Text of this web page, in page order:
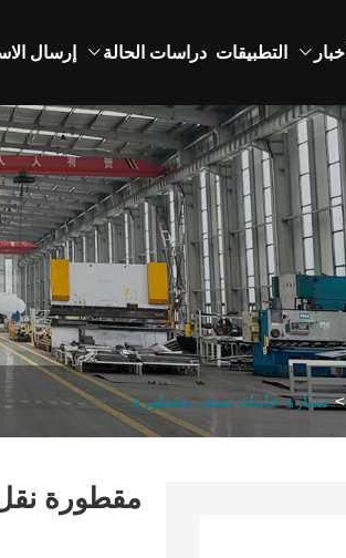
أخبار التطبيقات دراسات الحالة إرسال
سيارة حاملة نصف مقطورة
مقطورة